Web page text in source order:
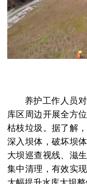
养护工作人员
库区周边开展全方
枯枝垃圾。据了解
深入坝体，破坏坝
大坝巡查视线、滋
集中清理，有效实